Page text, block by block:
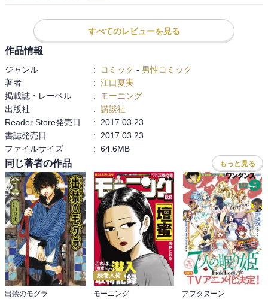
というか、ドラえもんの活動停止を表現するのに、「死ぬ」を当た
り前のように使ってしまうあたりデジタル亡者問題ですか。これ、
ットの魂とは？の話。ロビタの大量自殺だっけ？
13YEARS OLD!?
すべてのレビューを見る
作品情報
ジャンル : コミック - 男性コミック
著者
: 江口夏実
掲載誌・レーベル
:
モーニング
出版社
: 講談社
Reader Store発売日
:
2017.03.23
書誌発売日
:
2017.03.23
ファイルサイズ
: 64.6MB
同じ著者の作品 もっと見る
出禁のモグラ
続巻入荷
モーニング
アフタヌーン